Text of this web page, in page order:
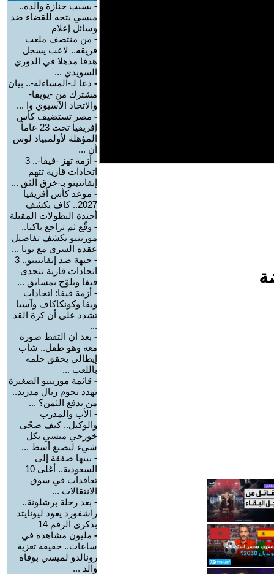
- بسبب جنازة والده..
ميسي يتجه للقضاء ضد
وسائل إعلام
- من منتصف ملعب
فريقه.. لاعب يسجل
هدفا مذهلا في الدوري
السويدي ...
- دعا لـ-المساءلة-.. بيان
مشترك من -يويفا-
والاتحاد الآسيوي وا ...
- مصر تستضيف كأس
إفريقيا تحت 23 عاماً
المؤهلة لأولمبياد لوس
أن ...
-
أزمة تهز -فيفا-.. 3
اتحادات قارية تتهم
إنفانتينو بـ-خرق الثق ...
- موعد كأس أفريقيا
2027.. كاف يكشف
أجندة البطولات المقبلة
- وقّع ثم تراجع باكيا..
مورينيو يكشف تفاصيل
عقده السري مع يونا ...
-
جبهة ضد إنفانتينو.. 3
اتحادات قارية تتحدى
فيفا وتلوّح بمسابق ...
- أزمة فيفا: اتحادات
ويفا وكونكاكاف وآسيا
تشدد على أن كرة القد
...
- بعد أن التقط صورة
معه وهو طفل.. شاب
إيطالي يحقق حلمه
باللعب ...
- قائمة مورينيو الصغيرة
تهدد نجوم ريال مدريد..
من يدفع الثمن؟ ...
- الأب والمدرب
والوكيل.. كيف ضحّى
خورخي ميسي بكل
شيء ليصنع أسط ...
- بينها صفقة إلى
السعودية.. أغلى 10
تعاقدات في سوق
الانتقالات ...
- بعد رحلة برشلونة..
راشفورد يعود ليونايتد
بذكرى الرقم 14
- مليون مشاهدة في
ساعات.. حقيقة تعزية
رونالدو لميسي بوفاة
والد ...